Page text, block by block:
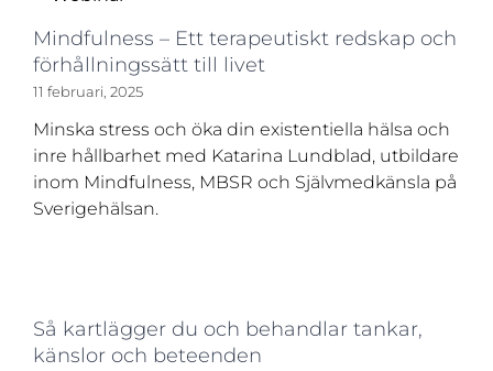
Mindfulness – Ett terapeutiskt redskap och
förhållningssätt till livet
11 februari, 2025
Minska stress och öka din existentiella hälsa och
inre hållbarhet med Katarina Lundblad, utbildare
inom Mindfulness, MBSR och Självmedkänsla på
Sverigehälsan.
Så kartlägger du och behandlar tankar,
känslor och beteenden